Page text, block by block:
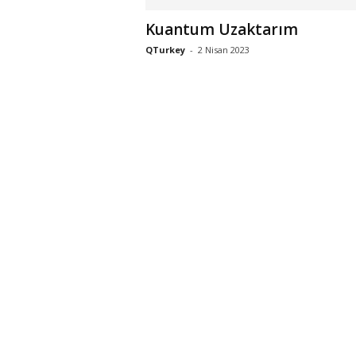
Kuantum Uzaktarım
QTurkey - 2 Nisan 2023